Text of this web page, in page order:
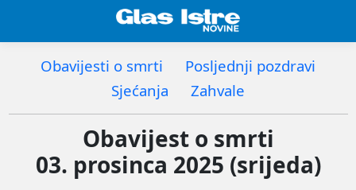
Obavijesti o smrti
Posljednji pozdravi
Sjećanja
Zahvale
Obavijest o smrti
03. prosinca 2025 (srijeda)